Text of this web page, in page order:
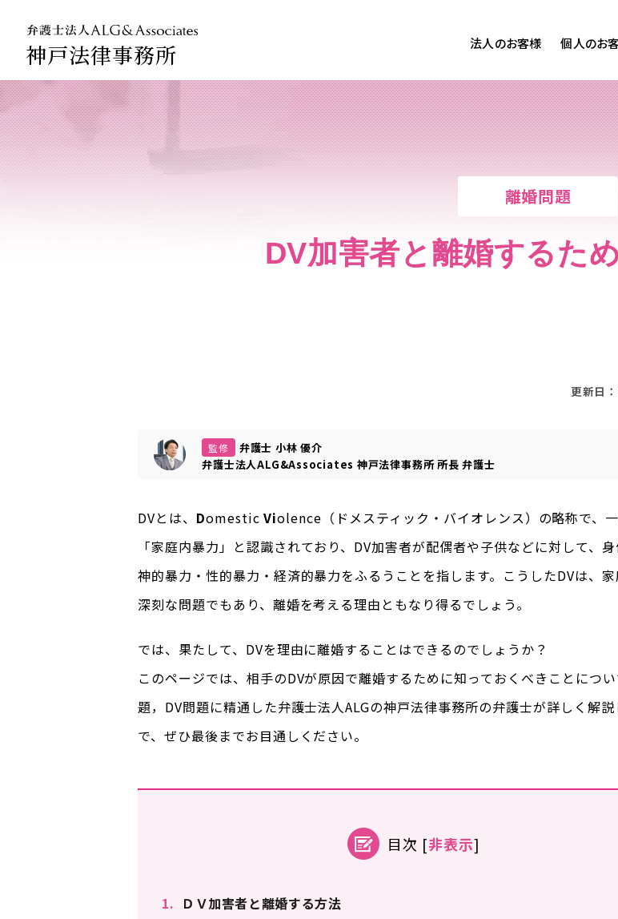
神戸法律事務所 法人のお客様
法人のお客様ご相談
個人のお
相続問題
離婚問題
DV加害者と離婚するた
更新日
監修
弁護士 小林 優介
弁護士法人ALG&Associates 神戸法律事務所所長 弁護士
DVとは、 DomesticViolence（ドメスティック・バイオレンス）の略称で、
「家庭内暴力」と認識されており、DV加害者が配偶者や子供などに対して、
神的暴力・性的暴力・経済的暴力をふるうことを指します。こうしたDVは、
深刻な問題でもあり、離婚を考える理由ともなり得るでしょう。
では、果たして、DVを理由に離婚することはできるのでしょうか？
このページでは、相手のDVが原因で離婚するために知っておくべきことにつ
題，DV問題に精通した弁護士法人ALGの神戸法律事務所の弁護士が詳しく解
で、ぜひ最後までお目通しください。
目次 [非表示]
1. ＤＶ加害者と離婚する方法